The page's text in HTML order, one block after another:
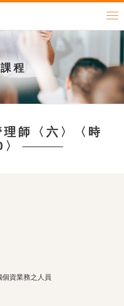
程
師〈六〉〈時
資業務之人員